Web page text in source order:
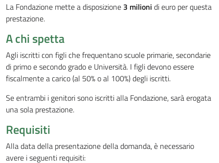
La Fondazione mette a disposizione 3 milioni di euro per questa
prestazione.
A chi spetta
Agli iscritti con figli che frequentano scuole primarie, secondarie
di primo e secondo grado e Università. I figli devono essere
fiscalmente a carico (al 50% o al 100%) degli iscritti.
Se entrambi i genitori sono iscritti alla Fondazione, sarà erogata
una sola prestazione.
Requisiti
Alla data della presentazione della domanda, è necessario
avere i seguenti requisiti: